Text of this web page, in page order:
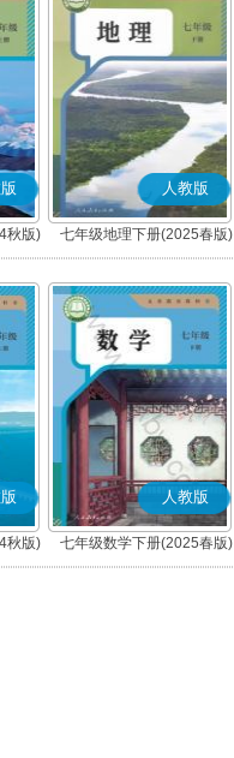
秋版)
人教版
七年级地理下册(2025春版)
秋版)
人教版
七年级数学下册(2025春版)